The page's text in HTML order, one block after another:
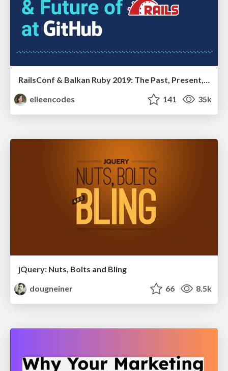
eileencodes
141 35k
jQuery: Nuts, Bolts and Bling
dougneiner
66 8.5k